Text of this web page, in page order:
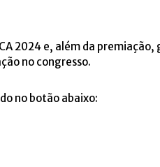
2024 e, além da premiação,
no congresso.
no botão abaixo: